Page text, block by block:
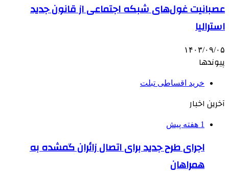
عصبانیت غول‌های شبکه اجتماعی از قانون جدید
استرالیا
۱۴۰۳/۰۹/۰۵
پیوندها
خرید اقساطی تبلت
آخرین اخبار
1 هفته پیش
اجرای طرح جدید برای اتصال زائران گمشده به
همراهان